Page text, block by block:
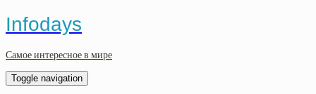
Infodays
Самое интересное в мире
Toggle navigation